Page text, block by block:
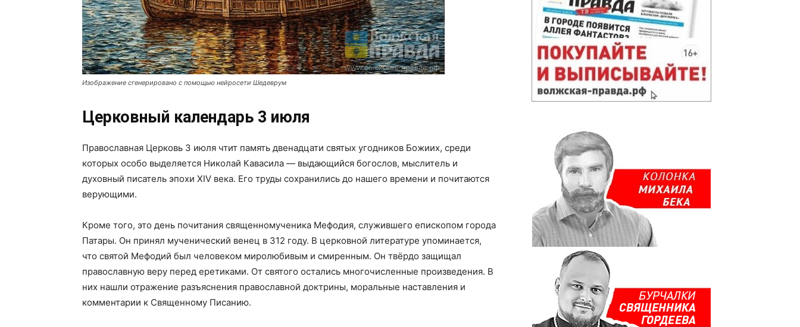
Изображение сгенерировано с помощью нейросети Шедеврум
Церковный календарь 3 июля
Православная Церковь 3 июля чтит память двенадцати святых угодников Божиих, среди
которых особо выделяется Николай Кавасила — выдающийся богослов, мыслитель и
духовный писатель эпохи XIV века. Его труды сохранились до нашего времени и почитаются
верующими.
Кроме того, это день почитания священномученика Мефодия, служившего епископом города
Патары. Он принял мученический венец в 312 году. В церковной литературе упоминается,
что святой Мефодий был человеком миролюбивым и смиренным. Он твёрдо защищал
православную веру перед еретиками. От святого остались многочисленные произведения. В
них нашли отражение разъяснения православной доктрины, моральные наставления и
комментарии к Священному Писанию.